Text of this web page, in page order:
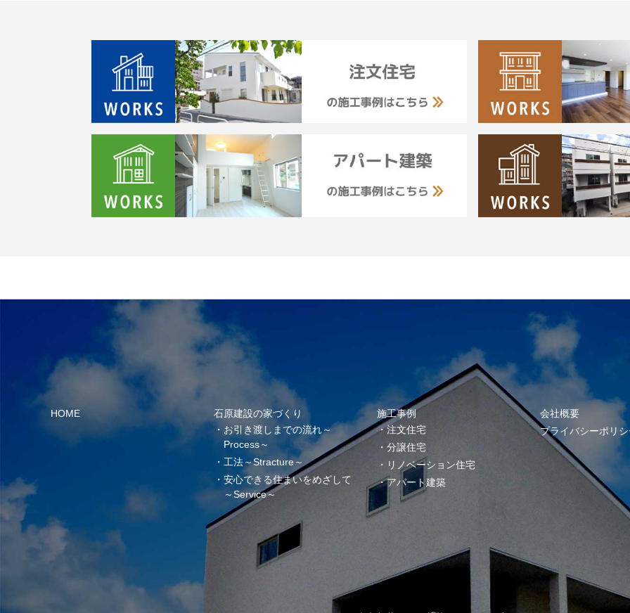
HOME
石原建設の家づくり
お引き渡しまでの流れ～
Process～
工法～Stracture～
安心できる住まいをめざして
～Service～
施工事例
注文住宅
分譲住宅
リノベーション住宅
アパート建築
会社概要
プライバシーポリシ